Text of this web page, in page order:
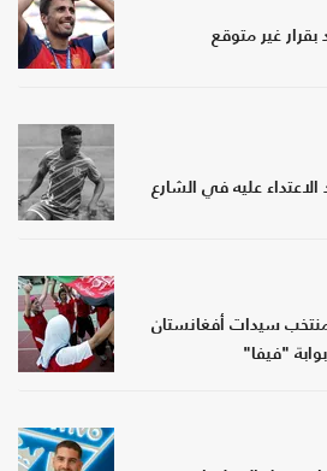
غير متوقع
عليه في الشارع
سيدات أفغانستان
"فيفا"